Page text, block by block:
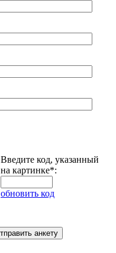
Введите код, указанный
на картинке*:
обновить код